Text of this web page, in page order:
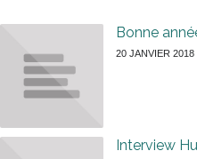
Bonne
20 JANVIER 2018
Interview